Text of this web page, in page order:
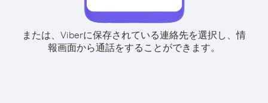
または、Viberに保存されている連絡先を選択し、情
報画面から通話をすることができます。